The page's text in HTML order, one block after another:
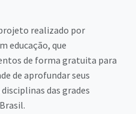
projeto realizado por
educação, que
de forma gratuita para
de aprofundar seus
das grades